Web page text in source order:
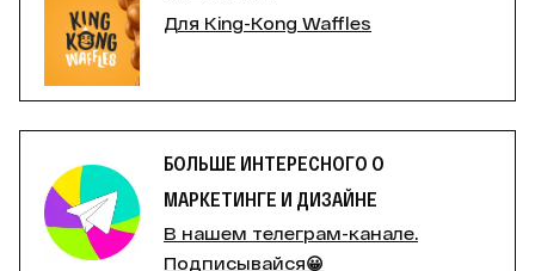
Для King-Kong Waffles
БОЛЬШЕ ИНТЕРЕСНОГО О
МАРКЕТИНГЕ И ДИЗАЙНЕ
В нашем телеграм-канале.
Подписывайся😀